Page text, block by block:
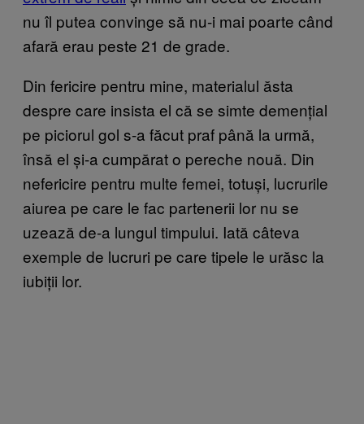
nu îl putea convinge să nu-i mai poarte când
afară erau peste 21 de grade.
Din fericire pentru mine, materialul ăsta
despre care insista el că se simte demențial
pe piciorul gol s-a făcut praf până la urmă,
însă el și-a cumpărat o pereche nouă. Din
nefericire pentru multe femei, totuși, lucrurile
aiurea pe care le fac partenerii lor nu se
uzează de-a lungul timpului. Iată câteva
exemple de lucruri pe care tipele le urăsc la
iubiții lor.